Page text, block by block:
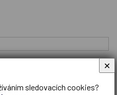
sledovacích cookies?
✕